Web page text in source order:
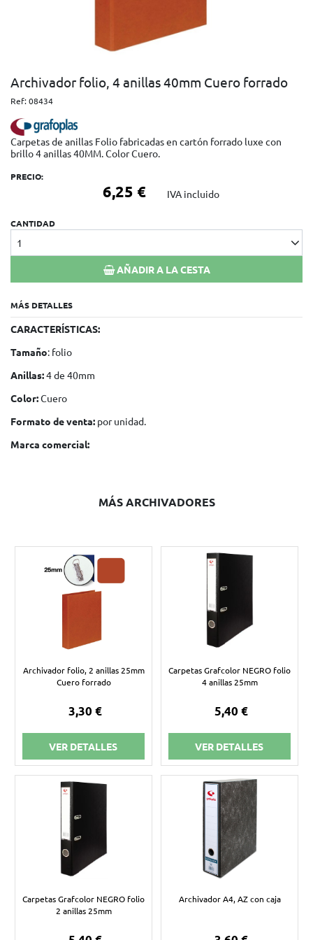
Archivador folio, 4 anillas 40mm Cuero forrado
Ref:08434
Carpetas de anillas Folio fabricadas en cartón forrado luxe con
brillo 4 anillas 40MM. Color Cuero.​
PRECIO:
6,25 € IVA incluido
CANTIDAD
1
AÑADIR A LA CESTA
MÁS DETALLES
CARACTERÍSTICAS:
Tamaño: folio
Anillas:4 de 40mm
Color:Cuero
Formato de venta: por unidad.
Marca comercial:
MÁS ARCHIVADORES
Archivador folio, 2 anillas 25mm
Cuero forrado
3,30 €
VER DETALLES
Carpetas Grafcolor NEGRO folio
4 anillas 25mm
5,40 €
VER DETALLES
Carpetas Grafcolor NEGRO folio
2 anillas 25mm
Archivador A4, AZ con caja